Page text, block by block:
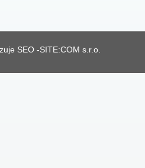
SEO -SITE:COM s.r.o.